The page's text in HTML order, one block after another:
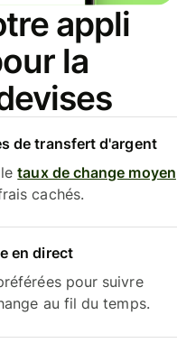
appli
la
de transfert d'argent
letaux de change moyen
cachés.
en direct
pour suivre
au fil du temps.